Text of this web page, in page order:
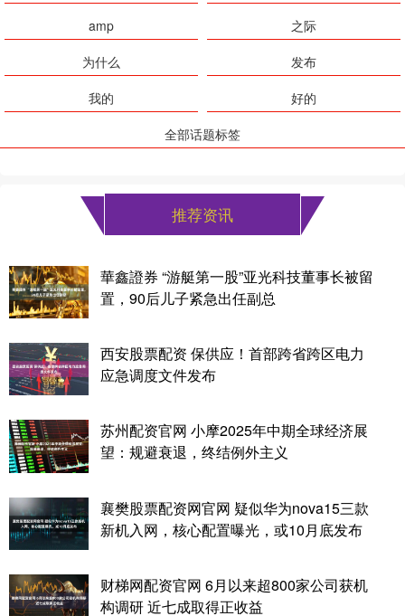
amp
之际
为什么
发布
我的
好的
全部话题标签
推荐资讯
華鑫證券 “游艇第一股”亚光科技董事长被留
置，90后儿子紧急出任副总
西安股票配资 保供应！首部跨省跨区电力
应急调度文件发布
苏州配资官网 小摩2025年中期全球经济展
望：规避衰退，终结例外主义
襄樊股票配资网官网 疑似华为nova15三款
新机入网，核心配置曝光，或10月底发布
财梯网配资官网 6月以来超800家公司获机
构调研 近七成取得正收益